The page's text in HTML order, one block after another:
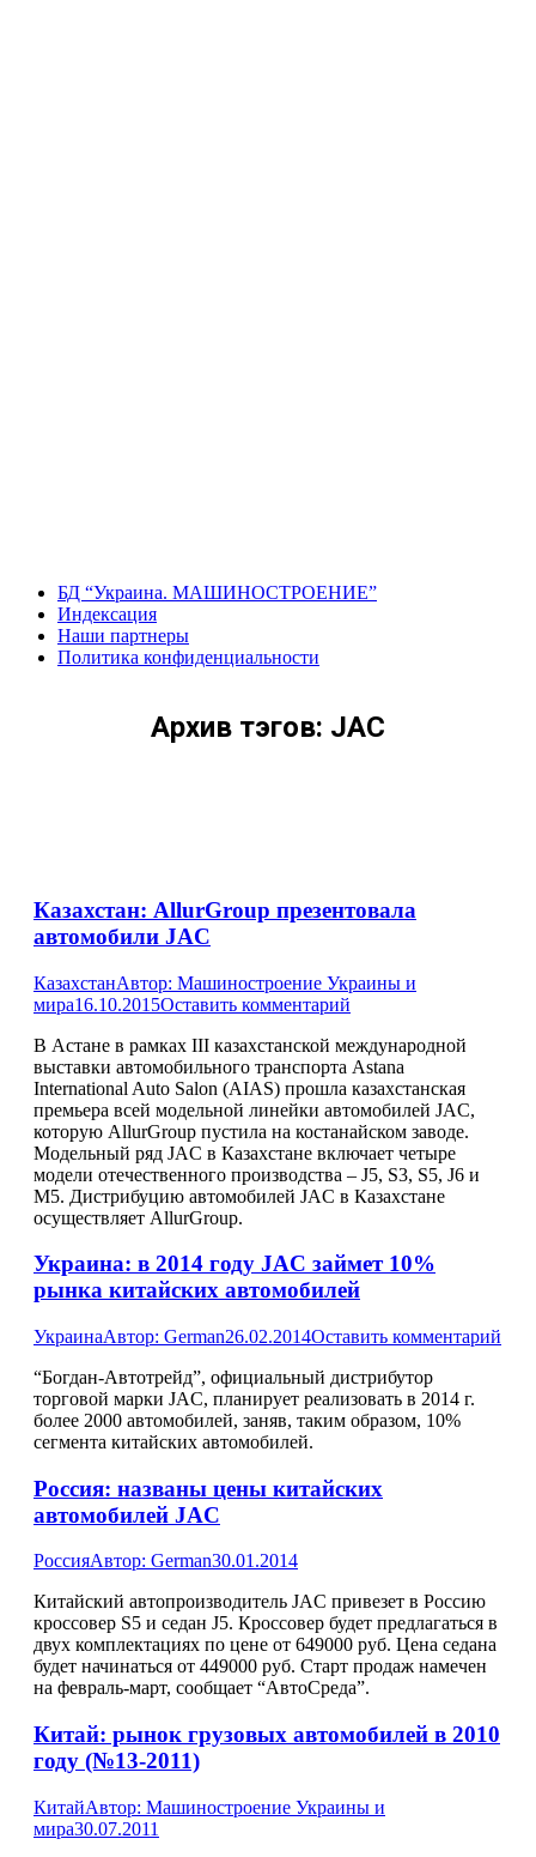
содержанию
БД “Украина. МАШИНОСТРОЕНИЕ”
Индекcация
Наши партнеры
Политика конфиденциальности
Архив тэгов: JAC
Казахстан: AllurGroup презентовала
автомобили JAC
КазахстанАвтор: Машиностроение Украины и
мира16.10.2015Оставить комментарий
В Астане в рамках III казахстанской международной
выставки автомобильного транспорта Astana
International Auto Salon (AIAS) прошла казахстанская
премьера всей модельной линейки автомобилей JAC,
которую AllurGroup пустила на костанайском заводе.
Модельный ряд JAC в Казахстане включает четыре
модели отечественного производства – J5, S3, S5, J6 и
M5. Дистрибуцию автомобилей JAC в Казахстане
осуществляет AllurGroup.
Украина: в 2014 году JAC займет 10%
рынка китайских автомобилей
УкраинаАвтор: German26.02.2014Оставить комментарий
“Богдан-Автотрейд”, официальный дистрибутор
торговой марки JAC, планирует реализовать в 2014 г.
более 2000 автомобилей, заняв, таким образом, 10%
сегмента китайских автомобилей.
Россия: названы цены китайских
автомобилей JAC
РоссияАвтор: German30.01.2014
Китайский автопроизводитель JAC привезет в Россию
кроссовер S5 и седан J5. Кроссовер будет предлагаться в
двух комплектациях по цене от 649000 руб. Цена седана
будет начинаться от 449000 руб. Старт продаж намечен
на февраль-март, сообщает “АвтоСреда”.
Китай: рынок грузовых автомобилей в 2010
году (№13-2011)
КитайАвтор: Машиностроение Украины и
мира30.07.2011